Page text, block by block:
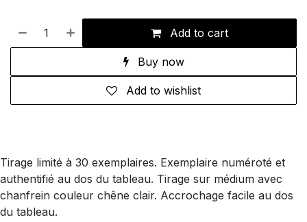
Add to cart
Buy now
Add to wishlist
Tirage limité à 30 exemplaires. Exemplaire numéroté et
authentifié au dos du tableau. Tirage sur médium avec
chanfrein couleur chêne clair. Accrochage facile au dos
du tableau.